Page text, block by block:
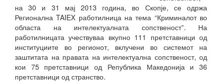
на 30 и 31 мај 2013 година, во Скопје, се одржа
Регионална TAIEX работилница на тема “Криминалот во
областа на интелектуалната сопственост”. На
работилницата учествуваа вкупно 111 претставници од
институциите во регионот, вклучени во системот на
заштитата на правата на интелектуална сопственост, од
кои 75 претставници од Република Македонија и 36
претставници од странство.